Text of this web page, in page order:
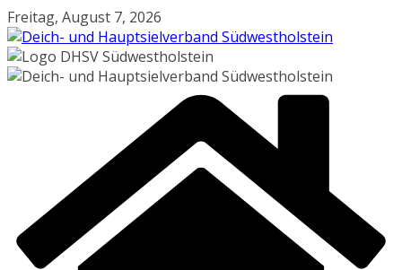
Zum
Inhalt
springen
Freitag, August 7, 2026